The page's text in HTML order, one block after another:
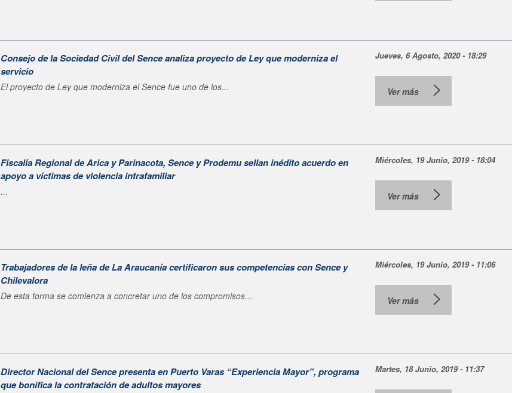
Consejo de la Sociedad Civil del Sence analiza proyecto de Ley que moderniza el
servicio
El proyecto de Ley que moderniza el Sence fue uno de los...
Jueves, 6 Agosto, 2020 - 18:29
Ver más
Fiscalía Regional de Arica y Parinacota, Sence y Prodemu sellan inédito acuerdo en
apoyo a víctimas de violencia intrafamiliar
...
Miércoles, 19 Junio, 2019 - 18:04
Ver más
Trabajadores de la leña de La Araucanía certificaron sus competencias con Sence y
Chilevalora
De esta forma se comienza a concretar uno de los compromisos...
Miércoles, 19 Junio, 2019 - 11:06
Ver más
Director Nacional del Sence presenta en Puerto Varas “Experiencia Mayor”, programa
que bonifica la contratación de adultos mayores
Martes, 18 Junio, 2019 - 11:37